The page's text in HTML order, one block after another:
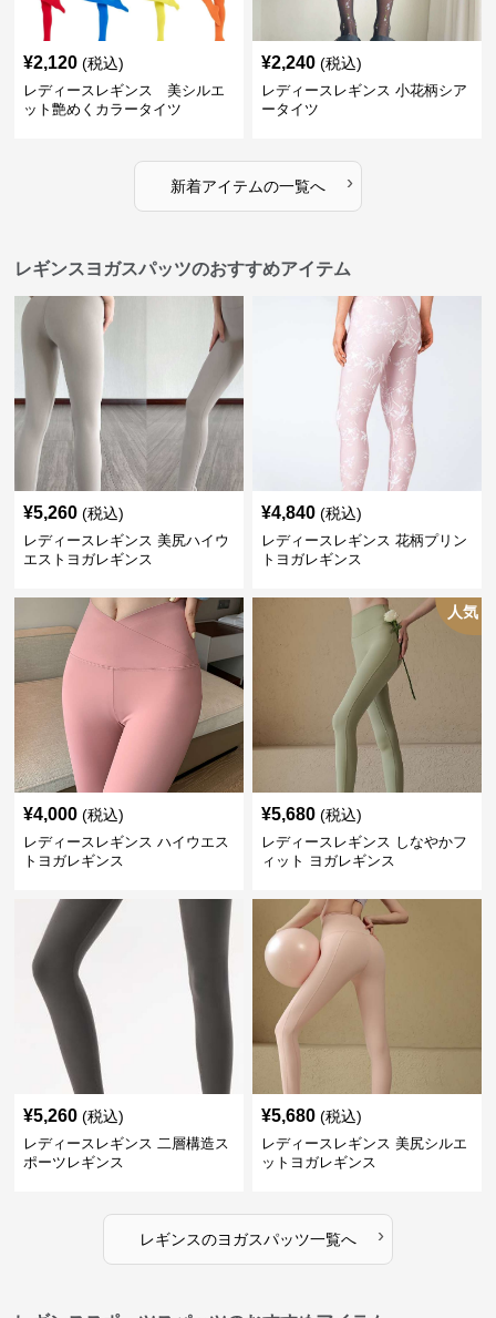
¥2,120 (税込)
レディースレギンス 美シルエ
ット艶めくカラータイツ
¥2,240 (税込)
レディースレギンス 小花柄シア
ータイツ
新着アイテムの一覧へ ›
レギンスヨガスパッツのおすすめアイテム
¥5,260 (税込)
レディースレギンス 美尻ハイウ
エストヨガレギンス
¥4,840 (税込)
レディースレギンス 花柄プリン
トヨガレギンス
¥4,000 (税込)
レディースレギンス ハイウエス
トヨガレギンス
人気
¥5,680 (税込)
レディースレギンス しなやかフ
ィット ヨガレギンス
¥5,260 (税込)
レディースレギンス 二層構造ス
ポーツレギンス
¥5,680 (税込)
レディースレギンス 美尻シルエ
ットヨガレギンス
レギンスのヨガスパッツ一覧へ ›